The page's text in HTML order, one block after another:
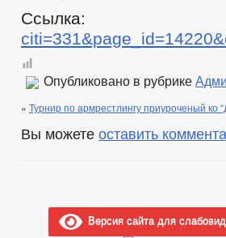
Опубликовано в рубрике
« Турнир по армрестлингу приуроченый ко
Вы можете оставить
Версия сайта для